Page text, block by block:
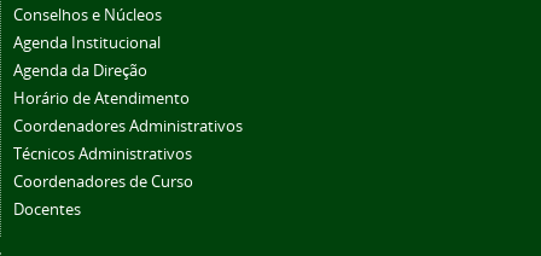
Conselhos e Núcleos
Agenda Institucional
Agenda da Direção
Horário de Atendimento
Coordenadores Administrativos
Técnicos Administrativos
Coordenadores de Curso
Docentes